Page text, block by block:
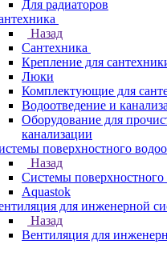
Для радиаторов
Назад
Сантехника
Крепление для
Люки
Комплектующие для
Водоотведение и
Оборудование для
канализации
поверхностного
Назад
Системы поверхностного
Aquastok
для инженерной
Назад
Вентиляция для